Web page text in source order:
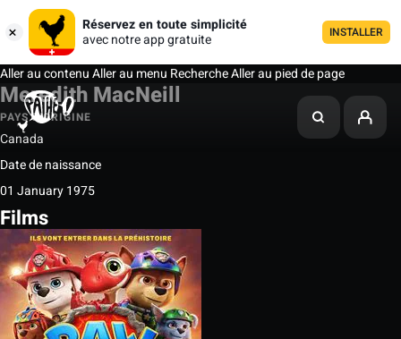
Réservez en toute simplicité
avec notre app gratuite
INSTALLER
Aller au contenuAller au menu RechercheAller au pied de page
Meredith MacNeill
PAYS D'ORIGINE
Canada
Date de naissance
01 January 1975
Films